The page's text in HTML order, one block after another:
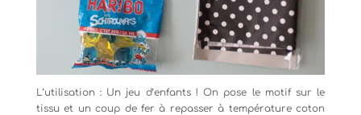
L’utilisation : Un jeu d’enfants ! On pose le motif sur le
tissu et un coup de fer à repasser à température coton